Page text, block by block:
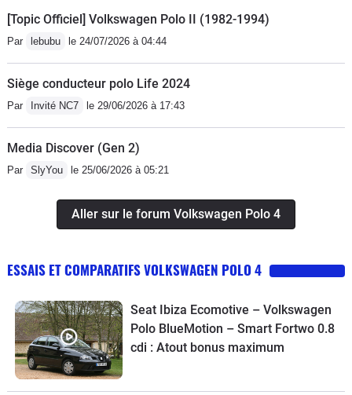
[Topic Officiel] Volkswagen Polo II (1982-1994)
Par lebubu le 24/07/2026 à 04:44
Siège conducteur polo Life 2024
Par Invité NC7 le 29/06/2026 à 17:43
Media Discover (Gen 2)
Par SlyYou le 25/06/2026 à 05:21
Aller sur le forum Volkswagen Polo 4
ESSAIS ET COMPARATIFS VOLKSWAGEN POLO 4
Seat Ibiza Ecomotive – Volkswagen
Polo BlueMotion – Smart Fortwo 0.8
cdi : Atout bonus maximum